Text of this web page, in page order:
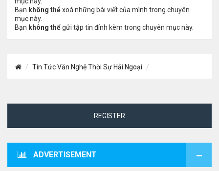
Bạn không thểxoá những bài viết của mình trong chuyên
mục này.
Bạn không thểgửi tập tin đính kèm trong chuyên mục này.
Tin Tức Văn Nghệ Thời Sự Hải Ngoại
REGISTER
ADVERTISEMENT